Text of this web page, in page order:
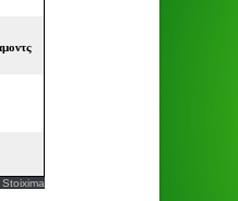
Stoixima